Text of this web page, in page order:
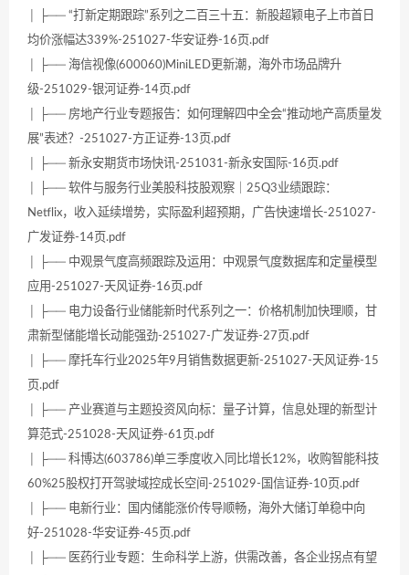
│ ├── “打新定期跟踪”系列之二百三十五：新股超颖电子上市首日
均价涨幅达339%-251027-华安证券-16页.pdf
│ ├── 海信视像(600060)MiniLED更新潮，海外市场品牌升
级-251029-银河证券-14页.pdf
│ ├── 房地产行业专题报告：如何理解四中全会“推动地产高质量发
展”表述？-251027-方正证券-13页.pdf
│ ├── 新永安期货市场快讯-251031-新永安国际-16页.pdf
│ ├── 软件与服务行业美股科技股观察｜25Q3业绩跟踪：
Netflix，收入延续增势，实际盈利超预期，广告快速增长-251027-
广发证券-14页.pdf
│ ├── 中观景气度高频跟踪及运用：中观景气度数据库和定量模型
应用-251027-天风证券-16页.pdf
│ ├── 电力设备行业储能新时代系列之一：价格机制加快理顺，甘
肃新型储能增长动能强劲-251027-广发证券-27页.pdf
│ ├── 摩托车行业2025年9月销售数据更新-251027-天风证券-15
页.pdf
│ ├── 产业赛道与主题投资风向标：量子计算，信息处理的新型计
算范式-251028-天风证券-61页.pdf
│ ├── 科博达(603786)单三季度收入同比增长12%，收购智能科技
60%25股权打开驾驶域控成长空间-251029-国信证券-10页.pdf
│ ├── 电新行业：国内储能涨价传导顺畅，海外大储订单稳中向
好-251028-华安证券-45页.pdf
│ ├── 医药行业专题：生命科学上游，供需改善，各企业拐点有望